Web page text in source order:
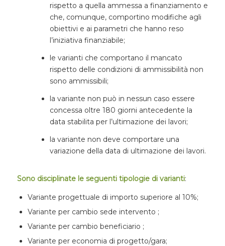
rispetto a quella ammessa a finanziamento e
che, comunque, comportino modifiche agli
obiettivi e ai parametri che hanno reso
l’iniziativa finanziabile;
le varianti che comportano il mancato
rispetto delle condizioni di ammissibilità non
sono ammissibili;
la variante non può in nessun caso essere
concessa oltre 180 giorni antecedente la
data stabilita per l’ultimazione dei lavori;
la variante non deve comportare una
variazione della data di ultimazione dei lavori.
Sono disciplinate le seguenti tipologie di varianti:
Variante progettuale di importo superiore al 10%;
Variante per cambio sede intervento ;
Variante per cambio beneficiario ;
Variante per economia di progetto/gara;